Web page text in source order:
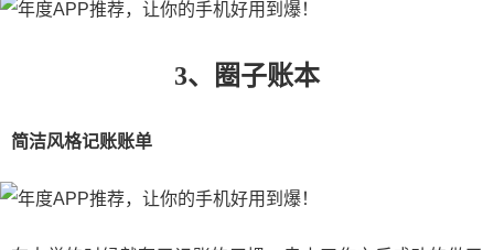
3、圈子账本
简洁风格记账账单